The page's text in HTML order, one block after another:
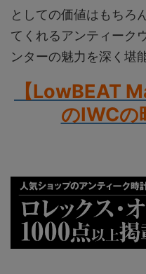
としての価値はもちろ
てくれるアンティーク
ンターの魅力を深く堪
【LowBEAT
のIWCの